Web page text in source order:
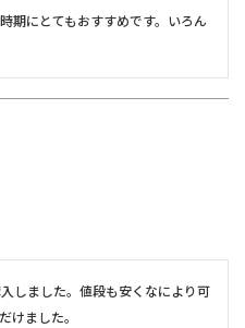
期にとてもおすすめです。いろん
しました。値段も安くなにより可
けました。